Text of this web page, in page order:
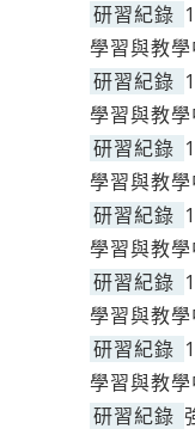
研習紀錄
學習與教
研習紀錄
學習與教
研習紀錄
學習與教
研習紀錄
學習與教
研習紀錄
學習與教
研習紀錄
學習與教
研習紀錄